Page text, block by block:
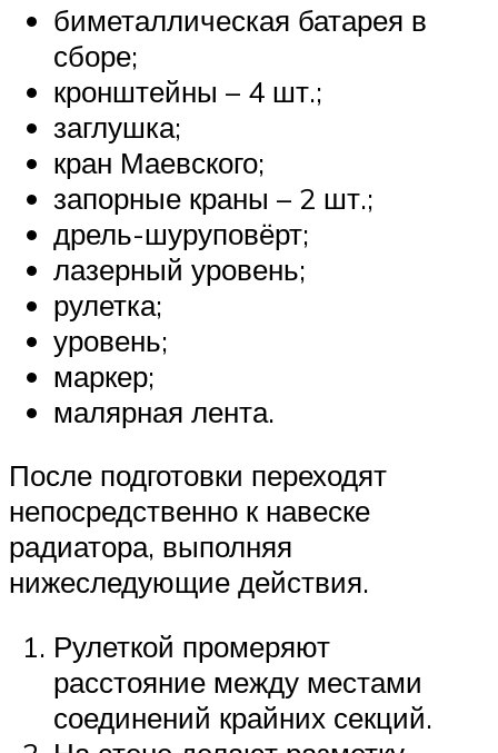
биметаллическая батарея в
сборе;
кронштейны – 4 шт.;
заглушка;
кран Маевского;
запорные краны – 2 шт.;
дрель-шуруповёрт;
лазерный уровень;
рулетка;
уровень;
маркер;
малярная лента.
После подготовки переходят
непосредственно к навеске
радиатора, выполняя
нижеследующие действия.
Рулеткой промеряют
расстояние между местами
соединений крайних секций.